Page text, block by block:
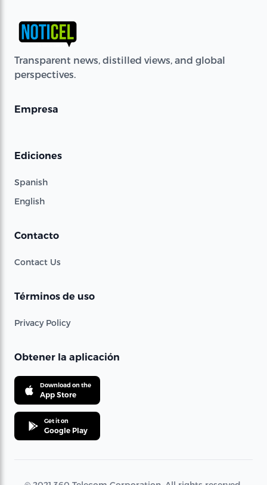
Transparent news, distilled views, and global
perspectives.
Empresa
Ediciones
Spanish
English
Contacto
Contact Us
Términos de uso
Privacy Policy
Obtener la aplicación
Download on the
App Store
Get it on
Google Play